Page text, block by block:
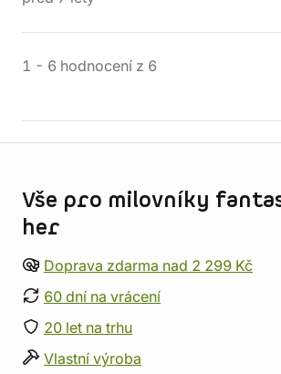
1 - 6 hodnocení z 6
Vše pro milovníky
her
Doprava zdarma nad 2 299 Kč
60 dní na vrácení
20 let na trhu
Vlastní výroba